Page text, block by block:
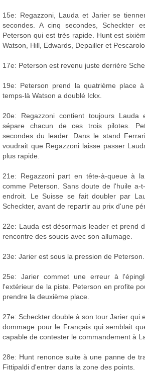
15e: Regazzoni, Lauda et Jarier se
secondes. A cinq secondes, Scheckter
Peterson qui est très rapide. Hunt est
Watson, Hill, Edwards, Depailler et
17e: Peterson est revenu juste derrière
19e: Peterson prend la quatrième place
temps-là Watson a doublé Ickx.
20e: Regazzoni contient toujours Lauda
sépare chacun de ces trois pilotes.
secondes du leader. Dans le stand
voudrait que Regazzoni laisse passer
plus rapide.
21e: Regazzoni part en tête-à-queue à
comme Peterson. Sans doute de l'huile a-
endroit. Le Suisse se fait doubler par
Scheckter, avant de repartir au prix d'une
22e: Lauda est désormais leader et prend
rencontre des soucis avec son allumage.
23e: Jarier est sous la pression de Peterson.
25e: Jarier commet une erreur à
l'extérieur de la piste. Peterson en profite
prendre la deuxième place.
27e: Scheckter double à son tour Jarier qui
dommage pour le Français qui semblait
capable de contester le commandement à
28e: Hunt renonce suite à une panne de
Fittipaldi d'entrer dans la zone des points.